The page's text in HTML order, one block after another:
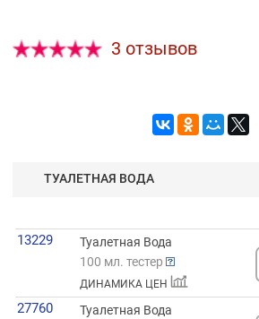
3 отзывов
ТУАЛЕТНАЯ ВОДА
13229
Туалетная Вода
100 мл. тестер
ДИНАМИКА ЦЕН
27760
Туалетная Вода